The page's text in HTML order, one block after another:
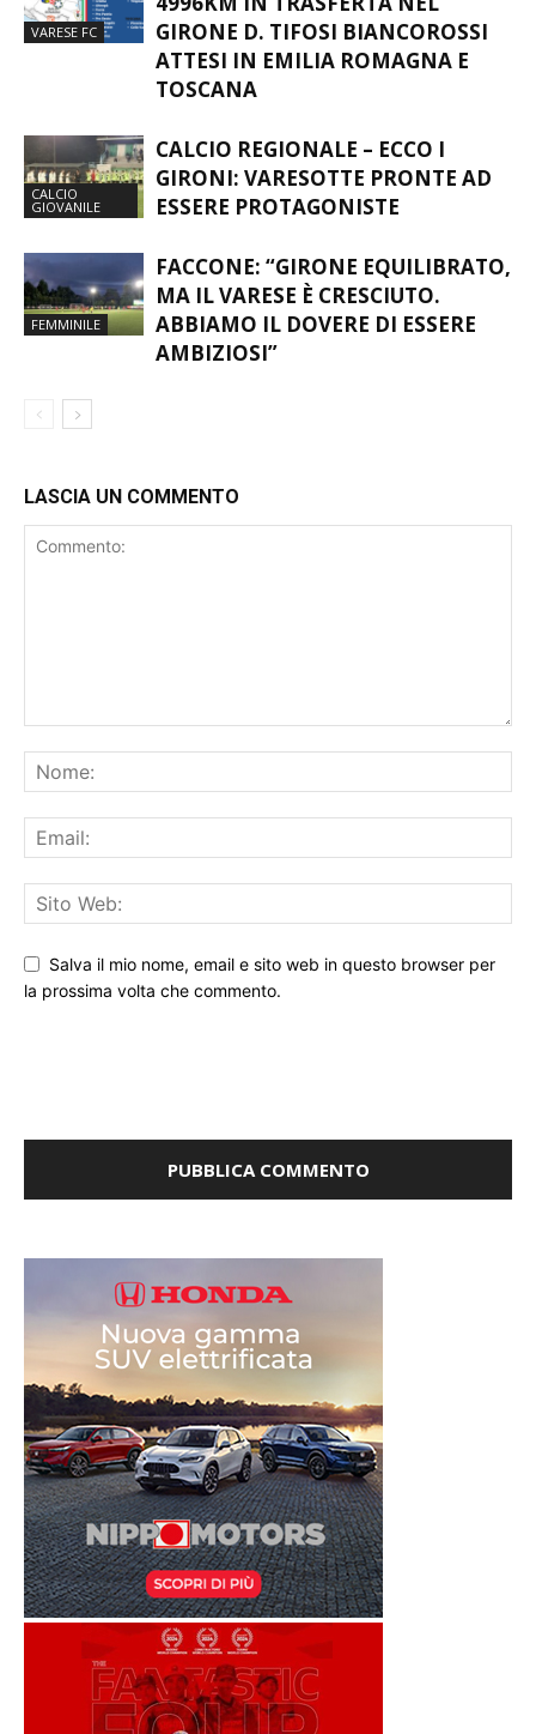
VARESE FC
GIRONE D. TIFOSI BIANCOROSSI
ATTESI IN EMILIA ROMAGNA E
TOSCANA
CALCIO
GIOVANILE
CALCIO REGIONALE – ECCO I
GIRONI: VARESOTTE PRONTE AD
ESSERE PROTAGONISTE
FEMMINILE
FACCONE: “GIRONE EQUILIBRATO,
MA IL VARESE È CRESCIUTO.
ABBIAMO IL DOVERE DI ESSERE
AMBIZIOSI”
LASCIA UN COMMENTO
Salva il mio nome, email e sito web in questo browser per
la prossima volta che commento.